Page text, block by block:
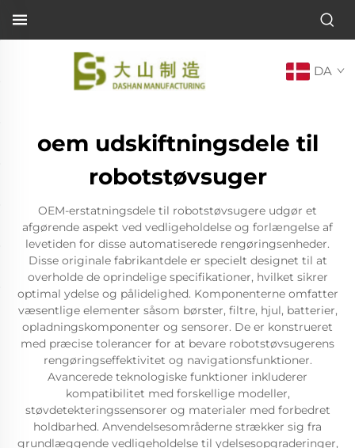
DA
oem udskiftningsdele til
robotstøvsuger
OEM-erstatningsdele til robotstøvsugere udgør et
afgørende aspekt ved vedligeholdelse og forlængelse af
levetiden for disse automatiserede rengøringsenheder.
Disse originale fabrikantdele er specielt designet til at
overholde de oprindelige specifikationer, hvilket sikrer
optimal ydelse og pålidelighed. Komponenterne omfatter
væsentlige elementer såsom børster, filtre, hjul, batterier,
opladningskomponenter og sensorer. De er konstrueret
med præcise tolerancer for at bevare robotstøvsugerens
rengøringseffektivitet og navigationsfunktioner.
Avancerede teknologiske funktioner inkluderer
kompatibilitet med forskellige modeller,
støvdetekteringssensorer og materialer med forbedret
holdbarhed. Anvendelsesområderne strækker sig fra
grundlæggende vedligeholdelse til ydelsesopgraderinger,